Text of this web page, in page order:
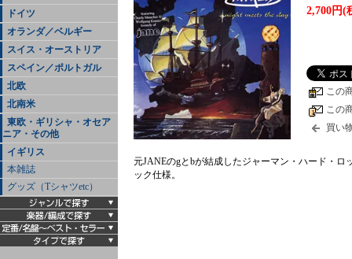
ドイツ
オランダ／ベルギー
スイス・オーストリア
スペイン／ポルトガル
北欧
北南米
東欧・ギリシャ・オセア
ニア・その他
イギリス
本雑誌
グッズ（Tシャツetc）
2,700円(
この
この
買い
元JANEのgとbが結成したジャーマン・ハード・
ック仕様。